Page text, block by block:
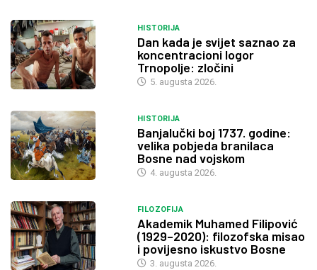
HISTORIJA
Dan kada je svijet saznao za
koncentracioni logor
Trnopolje: zločini
5. augusta 2026.
HISTORIJA
Banjalučki boj 1737. godine:
velika pobjeda branilaca
Bosne nad vojskom
4. augusta 2026.
FILOZOFIJA
Akademik Muhamed Filipović
(1929–2020): filozofska misao
i povijesno iskustvo Bosne
3. augusta 2026.